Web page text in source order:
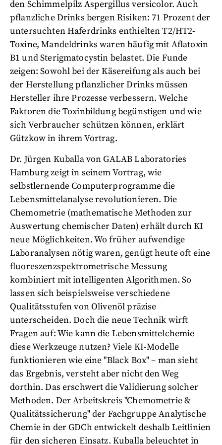
den Schimmelpilz Aspergillus versicolor. Auch
pflanzliche Drinks bergen Risiken: 71 Prozent der
untersuchten Haferdrinks enthielten T2/HT2-
Toxine, Mandeldrinks waren häufig mit Aflatoxin
B1 und Sterigmatocystin belastet. Die Funde
zeigen: Sowohl bei der Käsereifung als auch bei
der Herstellung pflanzlicher Drinks müssen
Hersteller ihre Prozesse verbessern. Welche
Faktoren die Toxinbildung begünstigen und wie
sich Verbraucher schützen können, erklärt
Gützkow in ihrem Vortrag.
Dr. Jürgen Kuballa von GALAB Laboratories
Hamburg zeigt in seinem Vortrag, wie
selbstlernende Computerprogramme die
Lebensmittelanalyse revolutionieren. Die
Chemometrie (mathematische Methoden zur
Auswertung chemischer Daten) erhält durch KI
neue Möglichkeiten. Wo früher aufwendige
Laboranalysen nötig waren, genügt heute oft eine
fluoreszenzspektrometrische Messung
kombiniert mit intelligenten Algorithmen. So
lassen sich beispielsweise verschiedene
Qualitätsstufen von Olivenöl präzise
unterscheiden. Doch die neue Technik wirft
Fragen auf: Wie kann die Lebensmittelchemie
diese Werkzeuge nutzen? Viele KI-Modelle
funktionieren wie eine "Black Box" – man sieht
das Ergebnis, versteht aber nicht den Weg
dorthin. Das erschwert die Validierung solcher
Methoden. Der Arbeitskreis "Chemometrie &
Qualitätssicherung" der Fachgruppe Analytische
Chemie in der GDCh entwickelt deshalb Leitlinien
für den sicheren Einsatz. Kuballa beleuchtet in